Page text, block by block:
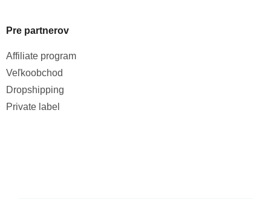
Pre partnerov
Affiliate program
Veľkoobchod
Dropshipping
Private label